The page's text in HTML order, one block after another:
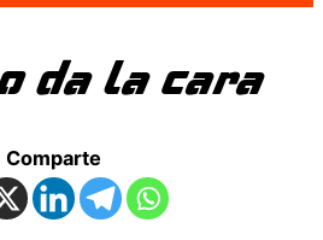
da la cara
Comparte